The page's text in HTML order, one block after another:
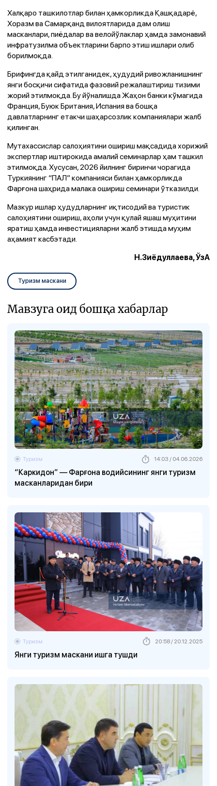
Халқаро ташкилотлар билан ҳамкорликда Қашқадарё,
Хоразм ва Самарқанд вилоятларида дам олиш
масканлари, пиёдалар ва велойўлаклар ҳамда замонавий
инфратузилма объектларини барпо этиш ишлари олиб
борилмоқда.
Брифингда қайд этилганидек, ҳудудий ривожланишнинг
янги босқичи сифатида фазовий режалаштириш тизими
жорий этилмоқда. Бу йўналишда Жаҳон банки кўмагида
Франция, Буюк Британия, Испания ва бошқа
давлатларнинг етакчи шаҳарсозлик компаниялари жалб
қилинган.
Мутахассислар салоҳиятини ошириш мақсадида хорижий
экспертлар иштирокида амалий семинарлар ҳам ташкил
этилмоқда. Хусусан, 2026 йилнинг биринчи чорагида
Туркиянинг “ПАЛ” компанияси билан ҳамкорликда
Фарғона шаҳрида малака ошириш семинари ўтказилди.
Мазкур ишлар ҳудудларнинг иқтисодий ва туристик
салоҳиятини ошириш, аҳоли учун қулай яшаш муҳитини
яратиш ҳамда инвестицияларни жалб этишда муҳим
аҳамият касбэтади.
Н.Зиёдуллаева, ЎзА
Туризм маскани
Мавзуга оид бошқа хабарлар
“Каркидон” — Фарғона водийсининг янги туризм
масканларидан бири
Туризм 14:03 / 04.06.2026
Янги туризм маскани ишга тушди
Туризм 20:58 / 20.12.2025